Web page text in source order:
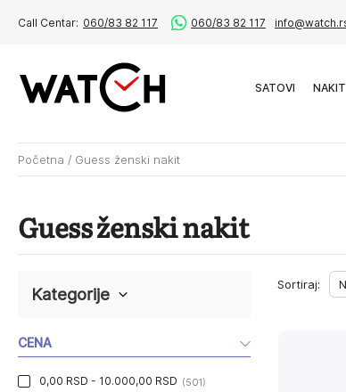
Call Centar: 060/83 82 117 060/83 82 117
SATOVI NAKIT
Početna / Guess ženski nakit
Guess ženski nakit
Sortiraj:
Kategorije
CENA
0,00 RSD - 10.000,00 RSD (501)